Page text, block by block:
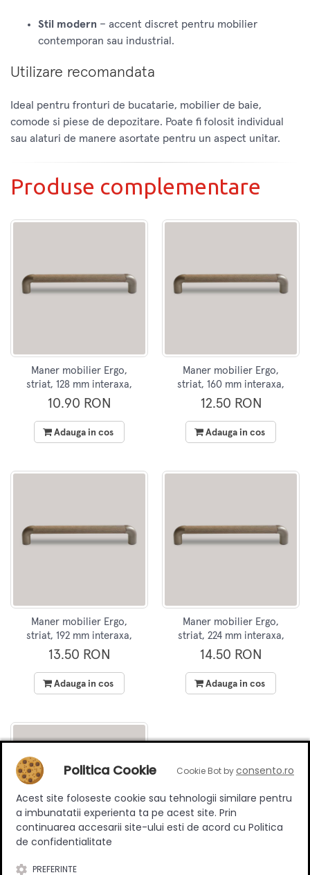
Stil modern – accent discret pentru mobilier
contemporan sau industrial.
Utilizare recomandata
Ideal pentru fronturi de bucatarie, mobilier de baie,
comode si piese de depozitare. Poate fi folosit individual
sau alaturi de manere asortate pentru un aspect unitar.
Produse complementare
Maner mobilier Ergo,
striat, 128 mm interaxa,
finisaj maro
10.90 RON
Adauga in cos
Maner mobilier Ergo,
striat, 160 mm interaxa,
finisaj maro
12.50 RON
Adauga in cos
Maner mobilier Ergo,
striat, 192 mm interaxa,
finisaj maro
13.50 RON
Adauga in cos
Maner mobilier Ergo,
striat, 224 mm interaxa,
finisaj maro
14.50 RON
Adauga in cos
Politica Cookie Cookie Bot byconsento.ro
Acest site foloseste cookie sau tehnologii similare pentru
a imbunatatii experienta ta pe acest site. Prin
continuarea accesarii site-ului esti de acord cu Politica
de confidentialitate
PREFERINTE